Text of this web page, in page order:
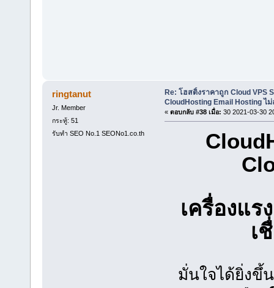
ringtanut
Jr. Member
กระทู้: 51
รับทำ SEO No.1 SEONo1.co.th
Re: โฮสติ้งราคาถูก Cloud VPS
CloudHosting Email Hosting ไ
« ตอบกลับ #38 เมื่อ: 30 2021-03-30
เครื่องแ
เ
มั่นใจได้ยิ่งขึ้